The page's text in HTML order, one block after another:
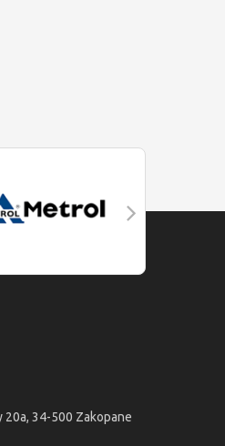
20a, 34-500 Zakopane